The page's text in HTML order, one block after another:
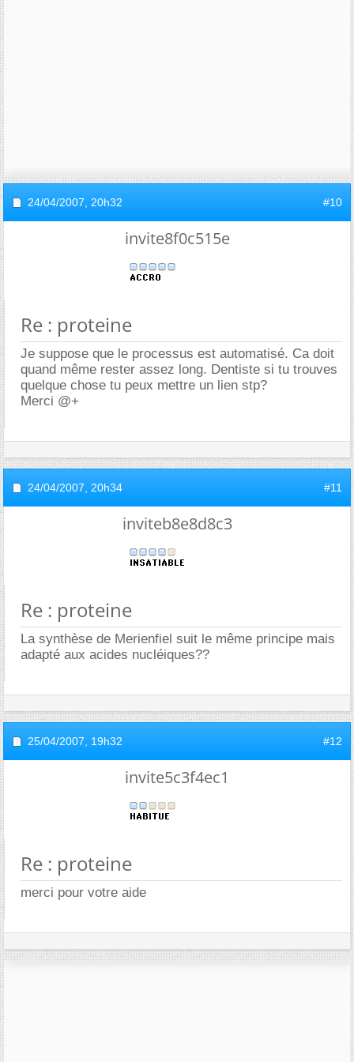
24/04/2007, 20h32 #10
invite8f0c515e
Re : proteine
Je suppose que le processus est automatisé. Ca doit
quand même rester assez long. Dentiste si tu trouves
quelque chose tu peux mettre un lien stp?
Merci @+
24/04/2007, 20h34 #11
inviteb8e8d8c3
Re : proteine
La synthèse de Merienfiel suit le même principe mais
adapté aux acides nucléiques??
25/04/2007, 19h32 #12
invite5c3f4ec1
Re : proteine
merci pour votre aide